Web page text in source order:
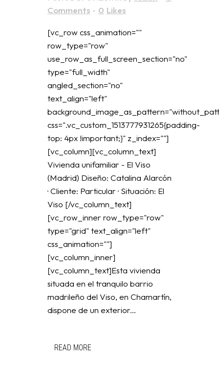
Comments
0 Likes
[vc_row css_animation=""
row_type="row"
use_row_as_full_screen_section="no"
type="full_width"
angled_section="no"
text_align="left"
css=".vc_custom_1513777931265{padding-
top: 4px !important;}" z_index=""]
[vc_column][vc_column_text]
Vivienda unifamiliar - El Viso
(Madrid) Diseño: Catalina Alarcón
· Cliente: Particular · Situación: El
Viso [/vc_column_text]
[vc_row_inner row_type="row"
type="grid" text_align="left"
css_animation=""]
[vc_column_inner]
[vc_column_text]Esta vivienda
situada en el tranquilo barrio
madrileño del Viso, en Chamartín,
dispone de un exterior...
READ MORE